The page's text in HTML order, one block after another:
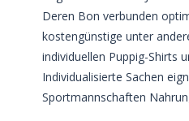
Deren Bon verbunden
kostengünstige unter
individuellen Puppig-Shirts
Individualisierte Sachen
Sportmannschaften